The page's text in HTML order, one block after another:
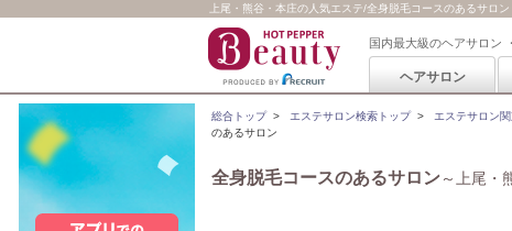
上尾・熊谷・本庄の人気エステ/全身脱毛コースのあるサロン
国内最大級のヘアサロン
ヘアサロン
総合トップ> エステサロン検索トップ> エステサロン
のあるサロン
全身脱毛コースのあるサロン～上尾・